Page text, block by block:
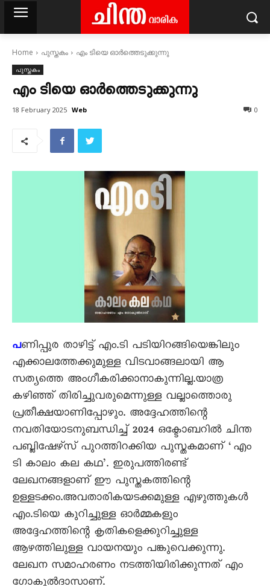
Home പുസ്തകം എം ടിയെ ഓർത്തെടുക്കുന്നു
പുസ്തകം
എം ടിയെ ഓർത്തെടുക്കുന്നു
18 February 2025 Web 0
പണിപ്പുര താഴിട്ട് എം.ടി പടിയിറങ്ങിയെങ്കിലും
എക്കാലത്തേക്കുമുള്ള വിടവാങ്ങലായി ആ
സത്യത്തെ അംഗീകരിക്കാനാകുന്നില്ല.യാത്ര
കഴിഞ്ഞ് തിരിച്ചുവരുമെന്നുള്ള വല്ലാത്തൊരു
പ്രതീക്ഷയാണിപ്പോഴും. അദ്ദേഹത്തിന്റെ
നവതിയോടനുബന്ധിച്ച് 2024 ഒക്ടോബറിൽ ചിന്ത
പബ്ലിഷേഴ്സ് പുറത്തിറക്കിയ പുസ്തകമാണ് ‘എം
ടി കാലം കല കഥ’. ഇരുപത്തിരണ്ട്
ലേഖനങ്ങളാണ് ഈ പുസ്തകത്തിന്റെ
ഉള്ളടക്കം.അവതാരികയടക്കമുള്ള എഴുത്തുകൾ
എം.ടിയെ കുറിച്ചുള്ള ഓർമ്മകളും
അദ്ദേഹത്തിന്റെ കൃതികളെക്കുറിച്ചുള്ള
ആഴത്തിലുള്ള വായനയും പങ്കുവെക്കുന്നു.
ലേഖന സമാഹരണം നടത്തിയിരിക്കുന്നത് എം